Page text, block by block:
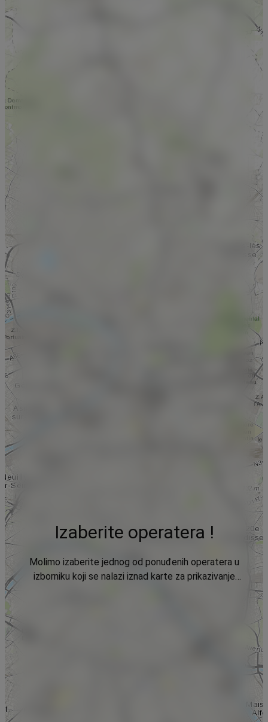
Izaberite operatera !
Molimo izaberite jednog od ponuđenih operatera u
izborniku koji se nalazi iznad karte za prikazivanje